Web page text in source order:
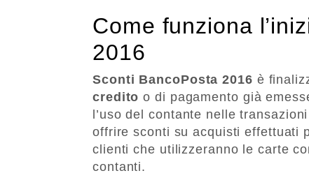
Come funziona
2016
Sconti BancoPosta 2016 è
credito o di pagamento già
l’uso del contante nelle
offrire sconti su acquisti effettuati
clienti che utilizzeranno le carte
contanti.